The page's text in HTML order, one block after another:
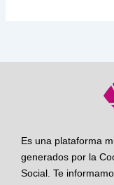
Es una plataforma
generados por la
Social. Te